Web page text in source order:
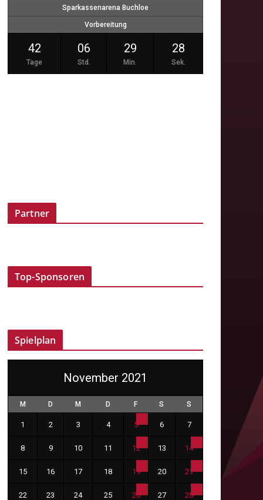
Sparkassenarena Buchloe
Vorbereitung
42
Tage
06
Std.
29
Min.
27
Sek.
Partner
Top-Sponsoren
Spielplan
November 2021
M D M D F S S
1 2 3 4 5 6 7
8 9 10 11 12 13 14
15 16 17 18 19 20 21
22 23 24 25 26 27 28